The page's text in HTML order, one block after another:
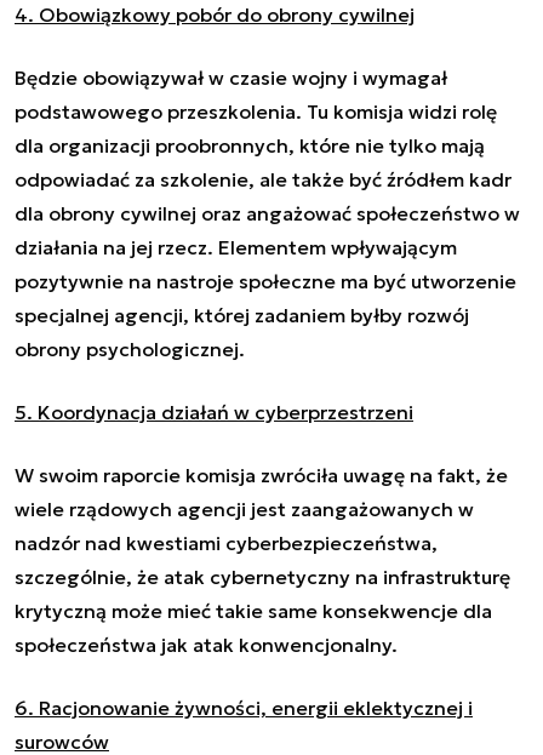
4. Obowiązkowy pobór do obrony cywilnej
Będzie obowiązywał w czasie wojny i wymagał
podstawowego przeszkolenia. Tu komisja widzi rolę
dla organizacji proobronnych, które nie tylko mają
odpowiadać za szkolenie, ale także być źródłem kadr
dla obrony cywilnej oraz angażować społeczeństwo w
działania na jej rzecz. Elementem wpływającym
pozytywnie na nastroje społeczne ma być utworzenie
specjalnej agencji, której zadaniem byłby rozwój
obrony psychologicznej.
5. Koordynacja działań w cyberprzestrzeni
W swoim raporcie komisja zwróciła uwagę na fakt, że
wiele rządowych agencji jest zaangażowanych w
nadzór nad kwestiami cyberbezpieczeństwa,
szczególnie, że atak cybernetyczny na infrastrukturę
krytyczną może mieć takie same konsekwencje dla
społeczeństwa jak atak konwencjonalny.
6. Racjonowanie żywności, energii eklektycznej i
surowców